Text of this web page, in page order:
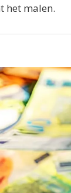
het malen.